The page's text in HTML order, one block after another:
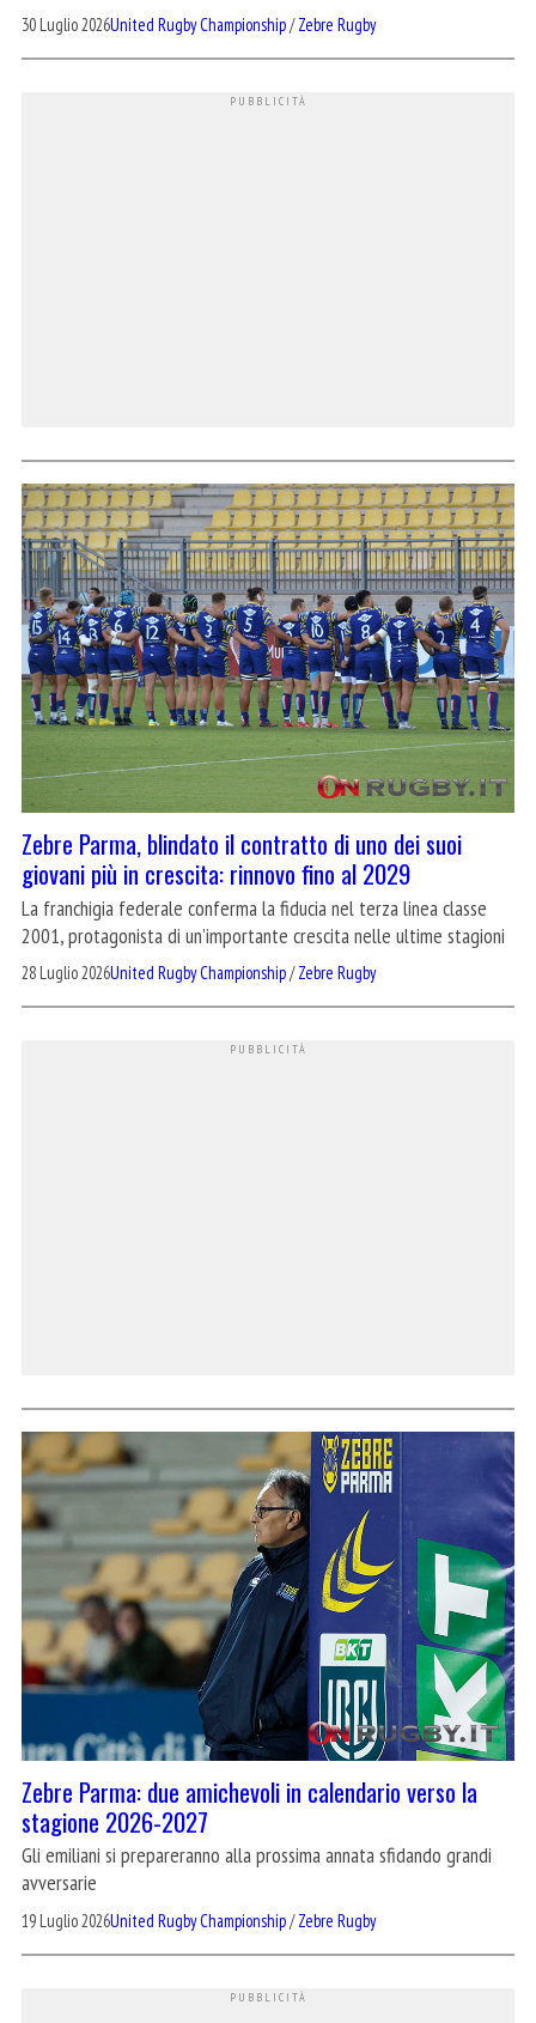
30 Luglio 2026United Rugby Championship/Zebre Rugby
Zebre Parma, blindato il contratto di uno dei suoi
giovani più in crescita: rinnovo fino al 2029
La franchigia federale conferma la fiducia nel terza linea classe
2001, protagonista di un’importante crescita nelle ultime stagioni
28 Luglio 2026United Rugby Championship/Zebre Rugby
Zebre Parma: due amichevoli in calendario verso la
stagione 2026-2027
Gli emiliani si prepareranno alla prossima annata sfidando grandi
avversarie
19 Luglio 2026United Rugby Championship/Zebre Rugby